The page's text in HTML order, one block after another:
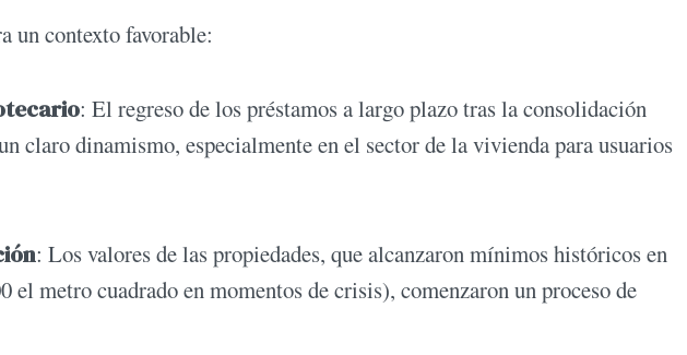
un contexto favorable:
: El regreso de los préstamos a largo plazo tras la consolidación
claro dinamismo, especialmente en el sector de la vivienda para usuarios
: Los valores de las propiedades, que alcanzaron mínimos históricos en
el metro cuadrado en momentos de crisis), comenzaron un proceso de